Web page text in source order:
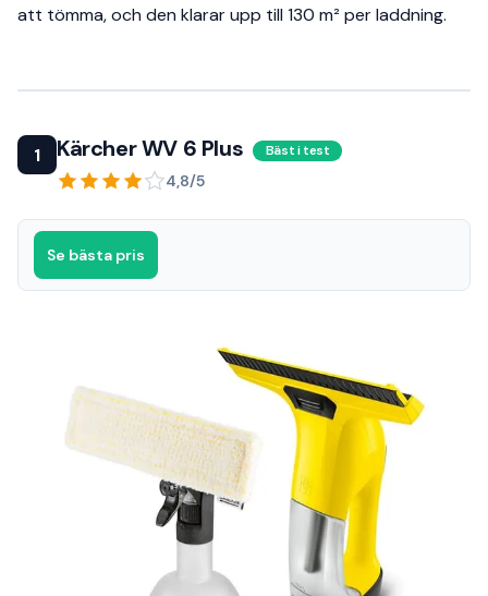
att tömma, och den klarar upp till 130 m² per laddning.
1 Kärcher WV 6 Plus Bäst i test
4,8/5
Se bästa pris